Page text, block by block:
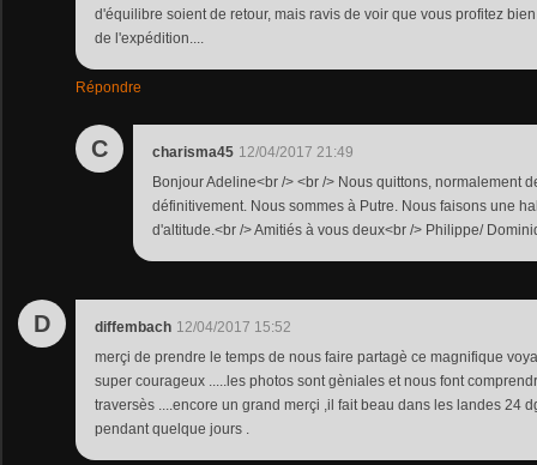
d'équilibre soient de retour, mais ravis de voir que vous profitez
de l'expédition....
Répondre
C charisma45 12/04/2017 21:49
Bonjour Adeline<br /> <br /> Nous quittons, normalement
définitivement. Nous sommes à Putre. Nous faisons une
d'altitude.<br /> Amitiés à vous deux<br /> Philippe/
D diffembach 12/04/2017 15:52
merçi de prendre le temps de nous faire partagè ce magnifique
super courageux .....les photos sont gèniales et nous font
traversès ....encore un grand merçi ,il fait beau dans les landes 24
pendant quelque jours .